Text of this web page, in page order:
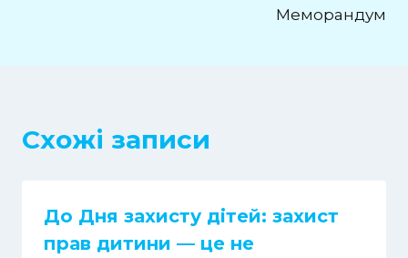
Меморандум
Схожі записи
До Дня захисту дітей: захист
прав дитини — це не